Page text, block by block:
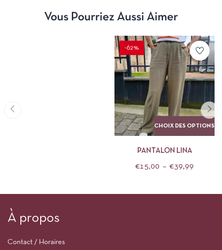
Vous Pourriez Aussi Aimer
-62%
CHOIX DES OPTIONS
PANTALON LINA
€15,00 – €39,99
À propos
Contact / Horaires